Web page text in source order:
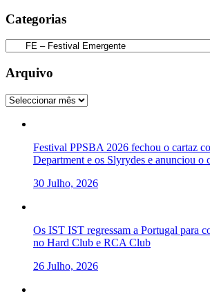
Categorias
Categorias
Arquivo
Arquivo
Festival PPSBA 2026 fechou o cartaz
Department e os Slyrydes e anunciou o
30 Julho, 2026
Os IST IST regressam a Portugal para
no Hard Club e RCA Club
26 Julho, 2026